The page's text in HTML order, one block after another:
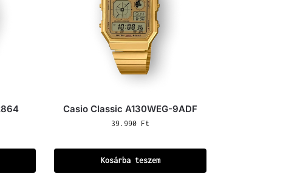
Casio Classic A130WEG-9ADF
39.990 Ft
Kosárba teszem